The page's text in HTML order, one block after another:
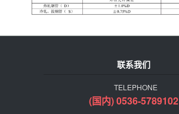
联系我们
TELEPHONE
(国内) 0536-5789102